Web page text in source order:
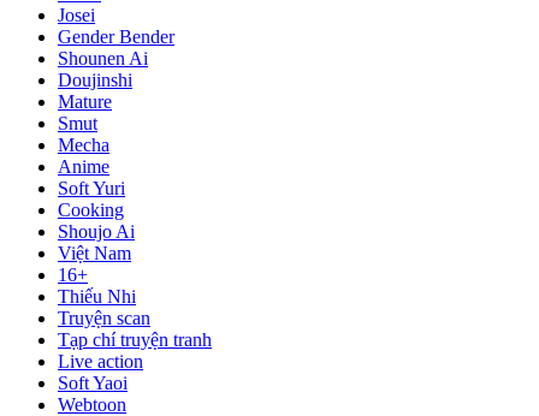
Josei
Gender Bender
Shounen Ai
Doujinshi
Mature
Smut
Mecha
Anime
Soft Yuri
Cooking
Shoujo Ai
Việt Nam
16+
Thiếu Nhi
Truyện scan
Tạp chí truyện tranh
Live action
Soft Yaoi
Webtoon